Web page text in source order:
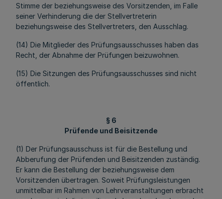
Stimme der beziehungsweise des Vorsitzenden, im Falle
seiner Verhinderung die der Stellvertreterin
beziehungsweise des Stellvertreters, den Ausschlag.
(14) Die Mitglieder des Prüfungsausschusses haben das
Recht, der Abnahme der Prüfungen beizuwohnen.
(15) Die Sitzungen des Prüfungsausschusses sind nicht
öffentlich.
§ 6
Prüfende und Beisitzende
(1) Der Prüfungsausschuss ist für die Bestellung und
Abberufung der Prüfenden und Beisitzenden zuständig.
Er kann die Bestellung der beziehungsweise dem
Vorsitzenden übertragen. Soweit Prüfungsleistungen
unmittelbar im Rahmen von Lehrveranstaltungen erbracht